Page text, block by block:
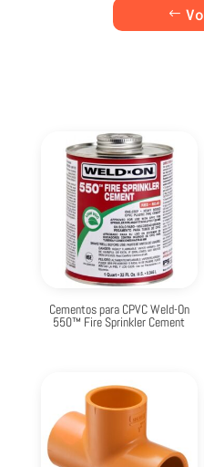
Cementos para CPVC Weld-On
550™ Fire Sprinkler Cement